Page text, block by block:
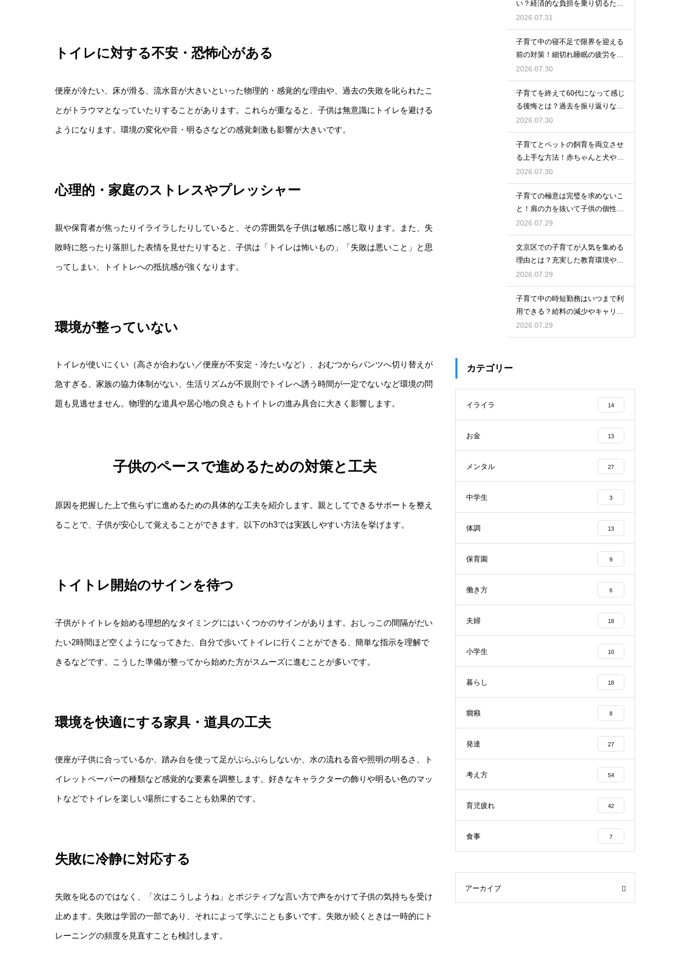
トイレに対する不安・恐怖心がある
便座が冷たい、床が滑る、流水音が大きいといった物理的・感覚的な理由や、過去の失敗を叱られたこ
とがトラウマとなっていたりすることがあります。これらが重なると、子供は無意識にトイレを避ける
ようになります。環境の変化や音・明るさなどの感覚刺激も影響が大きいです。
心理的・家庭のストレスやプレッシャー
親や保育者が焦ったりイライラしたりしていると、その雰囲気を子供は敏感に感じ取ります。また、失
敗時に怒ったり落胆した表情を見せたりすると、子供は「トイレは怖いもの」「失敗は悪いこと」と思
ってしまい、トイトレへの抵抗感が強くなります。
環境が整っていない
トイレが使いにくい（高さが合わない／便座が不安定・冷たいなど）、おむつからパンツへ切り替えが
急すぎる、家族の協力体制がない、生活リズムが不規則でトイレへ誘う時間が一定でないなど環境の問
題も見逃せません。物理的な道具や居心地の良さもトイトレの進み具合に大きく影響します。
子供のペースで進めるための対策と工夫
原因を把握した上で焦らずに進めるための具体的な工夫を紹介します。親としてできるサポートを整え
ることで、子供が安心して覚えることができます。以下のh3では実践しやすい方法を挙げます。
トイトレ開始のサインを待つ
子供がトイトレを始める理想的なタイミングにはいくつかのサインがあります。おしっこの間隔がだい
たい2時間ほど空くようになってきた、自分で歩いてトイレに行くことができる、簡単な指示を理解で
きるなどです。こうした準備が整ってから始めた方がスムーズに進むことが多いです。
環境を快適にする家具・道具の工夫
便座が子供に合っているか、踏み台を使って足がぶらぶらしないか、水の流れる音や照明の明るさ、ト
イレットペーパーの種類など感覚的な要素を調整します。好きなキャラクターの飾りや明るい色のマッ
トなどでトイレを楽しい場所にすることも効果的です。
失敗に冷静に対応する
失敗を叱るのではなく、「次はこうしようね」とポジティブな言い方で声をかけて子供の気持ちを受け
止めます。失敗は学習の一部であり、それによって学ぶことも多いです。失敗が続くときは一時的にト
レーニングの頻度を見直すことも検討します。
い？経済的な負担を乗り切るため
の家計管理と将来に向けた計画的
な貯金のアドバイス
2026.07.31
子育て中の寝不足で限界を迎える
前の対策！細切れ睡眠の疲労を効
率良く回復させて日中のパフォー
マンスを上げる術
2026.07.30
子育てを終えて60代になって感じ
る後悔とは？過去を振り返りなが
らこれからの自分の人生を豊かに
生きるためのヒント
2026.07.30
子育てとペットの飼育を両立させ
る上手な方法！赤ちゃんと犬や猫
が安全に仲良く暮らすための環境
作りと注意点
2026.07.30
子育ての極意は完璧を求めないこ
と！肩の力を抜いて子供の個性を
尊重しながら笑顔で育児を楽しむ
ためのマインド
2026.07.29
文京区での子育てが人気を集める
理由とは？充実した教育環境や支
援制度を活用して都会で快適に育
児をする術
2026.07.29
子育て中の時短勤務はいつまで利
用できる？給料の減少やキャリア
への影響を考慮して賢く働くため
のポイント
2026.07.29
カテゴリー
イライラ 14
お金 13
メンタル 27
中学生 3
体調 13
保育園 9
働き方 6
夫婦 18
小学生 10
暮らし 18
癇癪 8
発達 27
考え方 54
育児疲れ 42
食事 7
アーカイブ